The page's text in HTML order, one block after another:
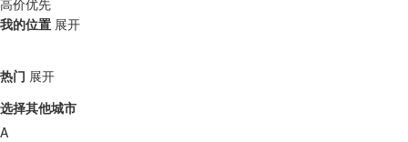
我的位置 展开
热门 展开
选择其他城市
A